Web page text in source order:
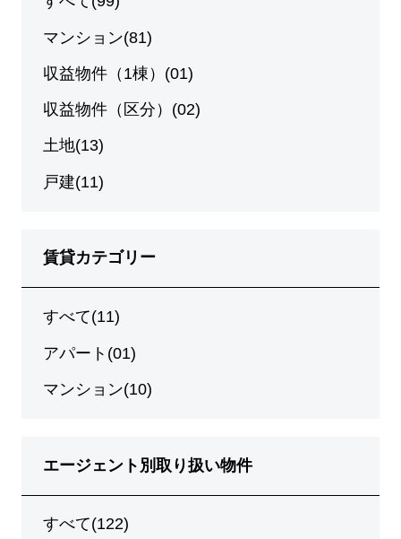
マンション(81)
収益物件（1棟）(01)
収益物件（区分）(02)
土地(13)
戸建(11)
賃貸カテゴリー
すべて(11)
アパート(01)
マンション(10)
エージェント別取り扱い物件
すべて(122)